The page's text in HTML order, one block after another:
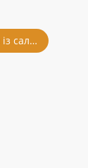
Трансляція із салону